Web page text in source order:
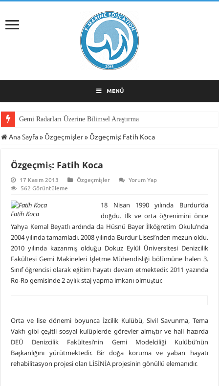
MENÜ
Gemi Radarları Üzerine Bilimsel Araştırma
Ana Sayfa»Özgeçmişler»Özgeçmiş: Fatih Koca
Özgeçmiş: Fatih Koca
17 Kasım 2013 Özgeçmişler
Yorum Yap
562 Görüntüleme
Fatih Koca
18 Nisan 1990 yılında Burdur’da
doğdu. İlk ve orta öğrenimini önce
Yahya Kemal Beyatlı ardında da Hüsnü Bayer İlköğretim Okulu’nda
2004 yılında tamamladı. 2008 yılında Burdur Lisesi’nden mezun oldu.
2010 yılında kazanmış olduğu Dokuz Eylül Üniversitesi Denizcilik
Fakültesi Gemi Makineleri İşletme Mühendisliği bölümüne halen 3.
Sınıf öğrencisi olarak eğitim hayatı devam etmektedir. 2011 yazında
Ro-Ro gemisinde 2 aylık staj yapma imkanı olmuştur.
Orta ve lise dönemi boyunca İzcilik Kulübü, Sivil Savunma, Tema
Vakfı gibi çeşitli sosyal kulüplerde görevler almıştır ve hali hazırda
DEÜ Denizcilik Fakültesi’nin Gemi Modelciliği Kulübü’nün
Başkanlığını yürütmektedir. Bir doğa koruma ve yaban hayatı
rehabilitasyon projesi olan LİSİNİA projesinin gönüllü elemanıdır.